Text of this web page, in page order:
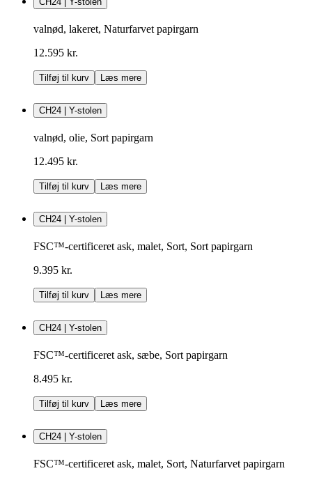
valnød, lakeret, Naturfarvet papirgarn
12.595 kr.
Tilføj til kurv Læs mere
CH24 | Y-stolen
valnød, olie, Sort papirgarn
12.495 kr.
Tilføj til kurv Læs mere
CH24 | Y-stolen
FSC™-certificeret ask, malet, Sort, Sort papirgarn
9.395 kr.
Tilføj til kurv Læs mere
CH24 | Y-stolen
FSC™-certificeret ask, sæbe, Sort papirgarn
8.495 kr.
Tilføj til kurv Læs mere
CH24 | Y-stolen
FSC™-certificeret ask, malet, Sort, Naturfarvet papirgarn